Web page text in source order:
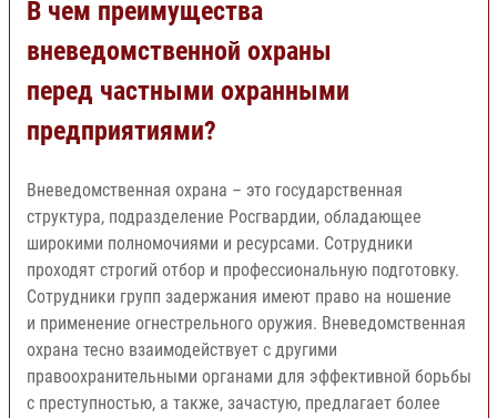
В чем преимущества
вневедомственной охраны
перед частными охранными
предприятиями?
Вневедомственная охрана – это государственная
структура, подразделение Росгвардии, обладающее
широкими полномочиями и ресурсами. Сотрудники
проходят строгий отбор и профессиональную подготовку.
Сотрудники групп задержания имеют право на ношение
и применение огнестрельного оружия. Вневедомственная
охрана тесно взаимодействует с другими
правоохранительными органами для эффективной борьбы
с преступностью, а также, зачастую, предлагает более